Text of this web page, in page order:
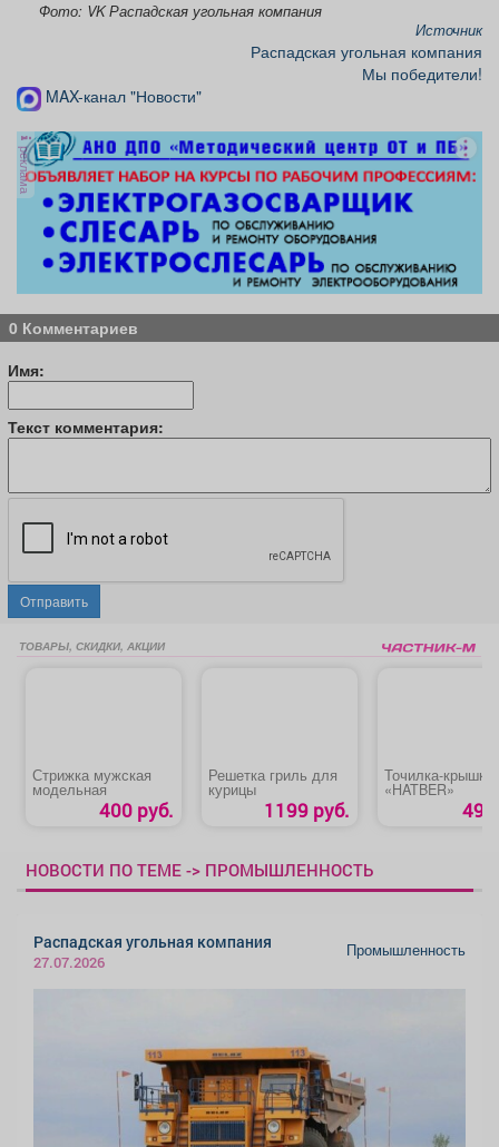
Фото: VK Распадская угольная компания
Источник
Распадская угольная компания
Мы победители!
MAX-канал "Новости"
реклама
0 Комментариев
Имя:
Текст комментария:
Отправить
ТОВАРЫ, СКИДКИ, АКЦИИ
Стрижка мужская
модельная
400 руб.
Решетка гриль для
курицы
1199 руб.
Точилка-крышка
«HATBER»
49
НОВОСТИ ПО ТЕМЕ -> ПРОМЫШЛЕННОСТЬ
Распадская угольная компания
27.07.2026
Промышленность